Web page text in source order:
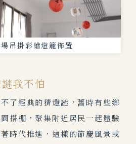
吊掛彩繪燈籠佈置
我不怕
了經典的猜燈謎，舊時有些鄉
搭棚，聚集附近居民一起體驗
時代推進，這樣的節慶風景或